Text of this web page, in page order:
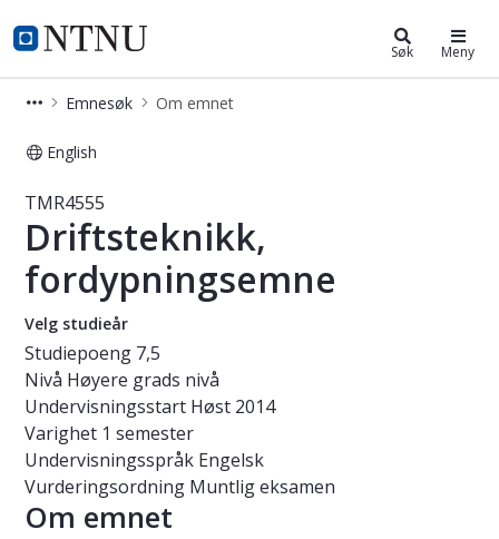
NTNU Hjemmeside
Studier Søk Meny
Emnesøk Om emnet
English
Emne - Driftsteknikk,
TMR4555
Driftsteknikk,
fordypningsemne
Velg studieår
Studiepoeng 7,5
Nivå Høyere grads nivå
Undervisningsstart Høst 2014
Varighet 1 semester
Undervisningsspråk Engelsk
Vurderingsordning Muntlig eksamen
Om emnet